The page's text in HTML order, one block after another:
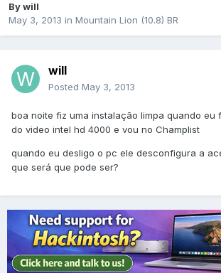
Bywill
May 3, 2013 in Mountain Lion (10.8) BR
will
Posted May 3, 2013
boa noite fiz uma instalação limpa quando eu
do video intel hd 4000 e vou no Champlist
quando eu desligo o pc ele desconfigura a
que será que pode ser?